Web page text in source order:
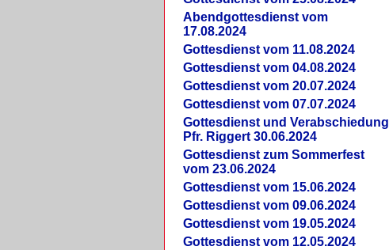
Abendgottesdienst vom
17.08.2024
Gottesdienst vom 11.08.2024
Gottesdienst vom 04.08.2024
Gottesdienst vom 20.07.2024
Gottesdienst vom 07.07.2024
Gottesdienst und Verabschiedung
Pfr. Riggert 30.06.2024
Gottesdienst zum Sommerfest
vom 23.06.2024
Gottesdienst vom 15.06.2024
Gottesdienst vom 09.06.2024
Gottesdienst vom 19.05.2024
Gottesdienst vom 12.05.2024